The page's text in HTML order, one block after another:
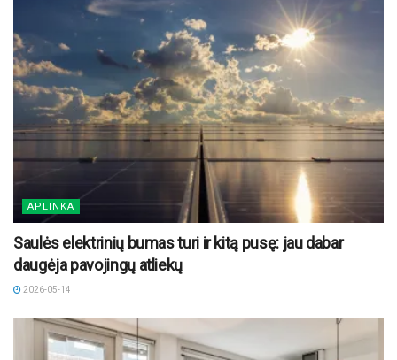
APLINKA
Saulės elektrinių bumas turi ir kitą pusę: jau dabar
daugėja pavojingų atliekų
2026-05-14